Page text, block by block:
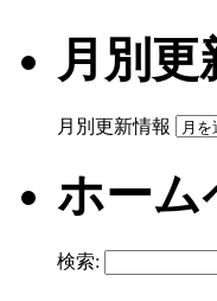
月別更
月別更新情報
ホーム
検索: